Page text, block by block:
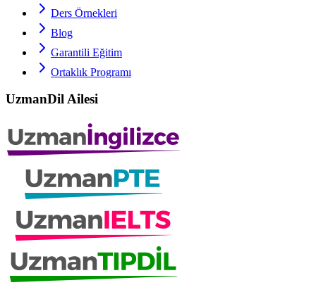
Ders Örnekleri
Blog
Garantili Eğitim
Ortaklık Programı
UzmanDil Ailesi